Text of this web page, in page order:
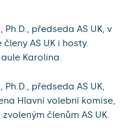
předseda AS UK, v
AS UK i hosty.
Karolina.
předseda AS UK,
Hlavní volební komise,
členům AS UK.